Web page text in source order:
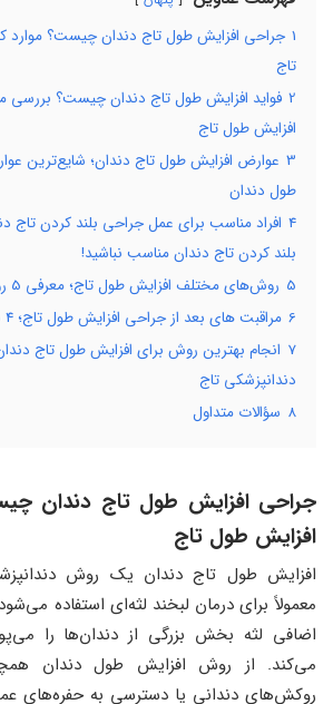
1 جراحی افزایش طول تاج دندان چیست؟ موارد
تاج
2 فواید افزایش طول تاج دندان چیست؟ بررسی
افزایش طول تاج
3 عوارض افزایش طول تاج دندان؛ شایع‌ترین
طول دندان
4 افراد مناسب برای عمل جراحی بلند کردن تاج
بلند کردن تاج دندان مناسب نباشید!
5 روش‌های مختلف افزایش طول تاج؛ معرفی 5 روش رایج
6 مراقبت های بعد از جراحی افزایش طول تاج؛ 4 نکته کلیدی
7 انجام بهترین روش برای افزایش طول تاج
دندانپزشکی تاج
8 سؤالات متداول
جراحی افزایش طول تاج دندان
افزایش طول تاج
افزایش طول تاج دندان یک روش
معمولاً برای درمان لبخند لثه‌ای استفاده
اضافی لثه بخش بزرگی از دندان‌ها را
می‌کند. از روش افزایش طول دندان
روکش‌های دندانی یا دسترسی به حفره‌های